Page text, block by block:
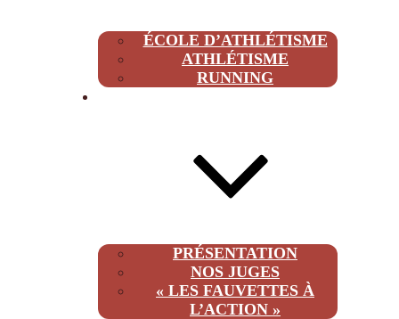
ÉCOLE D’ATHLÉTISME
ATHLÉTISME
RUNNING
PRÉSENTATION
NOS JUGES
« LES FAUVETTES À
L’ACTION »